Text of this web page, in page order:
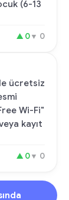
(6-13
▲ 0▼ 0
ücretsiz
Wi-Fi"
kayıt
▲ 0▼ 0